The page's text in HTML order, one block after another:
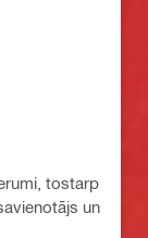
tostarp
un